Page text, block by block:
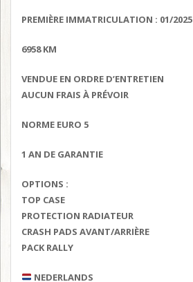
PREMIÈRE IMMATRICULATION : 01/2025
6958 KM
VENDUE EN ORDRE D’ENTRETIEN
AUCUN FRAIS À PRÉVOIR
NORME EURO 5
1 AN DE GARANTIE
OPTIONS :
TOP CASE
PROTECTION RADIATEUR
CRASH PADS AVANT/ARRIÈRE
PACK RALLY
NEDERLANDS